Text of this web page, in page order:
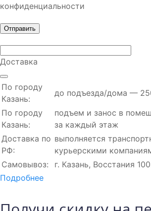
конфиденциальности
Доставка
По городу
Казань:
до подъезда/дома —
По городу
Казань:
подъем и занос в
за каждый этаж
Доставка по
РФ:
выполняется
курьерскими
Самовывоз:
г. Казань, Восстания
Подробнее